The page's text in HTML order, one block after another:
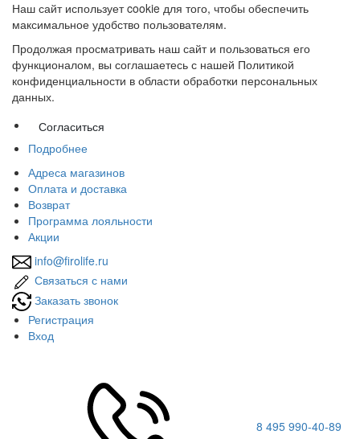
Наш сайт использует cookie для того, чтобы обеспечить
максимальное удобство пользователям.
Продолжая просматривать наш сайт и пользоваться его
функционалом, вы соглашаетесь с нашей Политикой
конфиденциальности в области обработки персональных
данных.
Согласиться
Подробнее
Адреса магазинов
Оплата и доставка
Возврат
Программа лояльности
Акции
info@firolife.ru
Связаться с нами
Заказать звонок
Регистрация
Вход
8 495 990-40-89